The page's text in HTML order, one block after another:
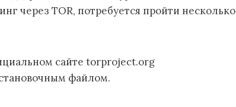
через TOR, потребуется пройти несколько
сайте torproject.org
файлом.